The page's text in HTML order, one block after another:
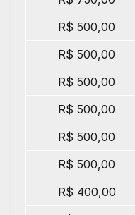
R$ 500,00
R$ 500,00
R$ 500,00
R$ 500,00
R$ 500,00
R$ 500,00
R$ 400,00